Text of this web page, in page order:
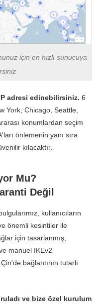
için en hızlı sunucuya
adresi edinebilirsiniz. 6
York, Chicago, Seattle,
konumlardan seçim
önlemenin yanı sıra
kılacaktır.
Mu?
Değil
kullanıcıların
önemli kesintiler ile
için tasarlanmış,
manuel IKEv2
bağlantının tutarlı
ve bize özel kurulum